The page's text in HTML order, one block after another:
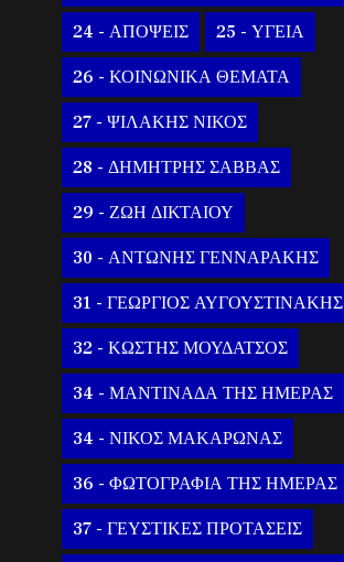
24 - ΑΠΟΨΕΙΣ 25 - ΥΓΕΙΑ
26 - ΚΟΙΝΩΝΙΚΑ ΘΕΜΑΤΑ
27 - ΨΙΛΑΚΗΣ ΝΙΚΟΣ
28 - ΔΗΜΗΤΡΗΣ ΣΑΒΒΑΣ
29 - ΖΩΗ ΔΙΚΤΑΙΟΥ
30 - ΑΝΤΩΝΗΣ ΓΕΝΝΑΡΑΚΗΣ
31 - ΓΕΩΡΓΙΟΣ ΑΥΓΟΥΣΤΙΝΑΚΗΣ
32 - ΚΩΣΤΗΣ ΜΟΥΔΑΤΣΟΣ
34 - ΜΑΝΤΙΝΑΔΑ ΤΗΣ ΗΜΕΡΑΣ
34 - ΝΙΚΟΣ ΜΑΚΑΡΩΝΑΣ
36 - ΦΩΤΟΓΡΑΦΙΑ ΤΗΣ ΗΜΕΡΑΣ
37 - ΓΕΥΣΤΙΚΕΣ ΠΡΟΤΑΣΕΙΣ